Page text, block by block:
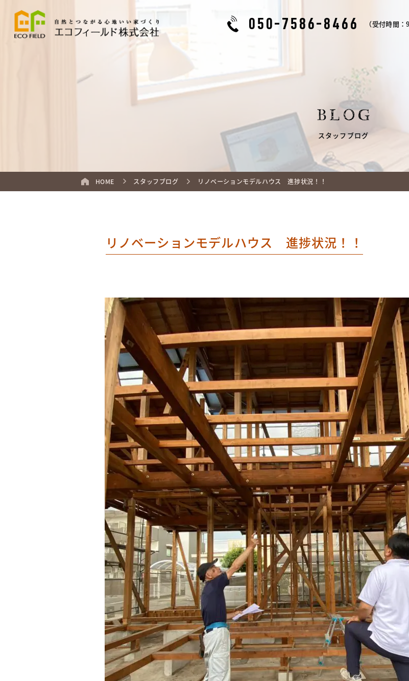
050-7586-8466 （受付時間：
BLOG
スタッフブログ
HOME スタッフブログ リノベーションモデルハウス 進捗状況！！
リノベーションモデルハウス 進捗状況！！